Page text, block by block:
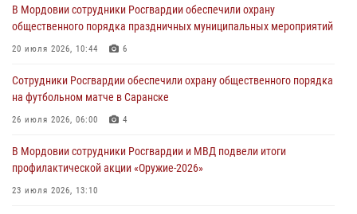
проведения масштабного праздника в Темникове
05 августа 2026, 09:04 4
разрешительной работы передал очередную партию вооружения в
зону СВО
04 августа 2026, 11:13
В Мордовии сотрудники Росгвардии обеспечили охрану
общественного порядка праздничных муниципальных мероприятий
20 июля 2026, 10:44 6
Сотрудники Росгвардии обеспечили охрану общественного порядка
на футбольном матче в Саранске
26 июля 2026, 06:00 4
В Мордовии сотрудники Росгвардии и МВД подвели итоги
профилактической акции «Оружие‑2026»
23 июля 2026, 13:10